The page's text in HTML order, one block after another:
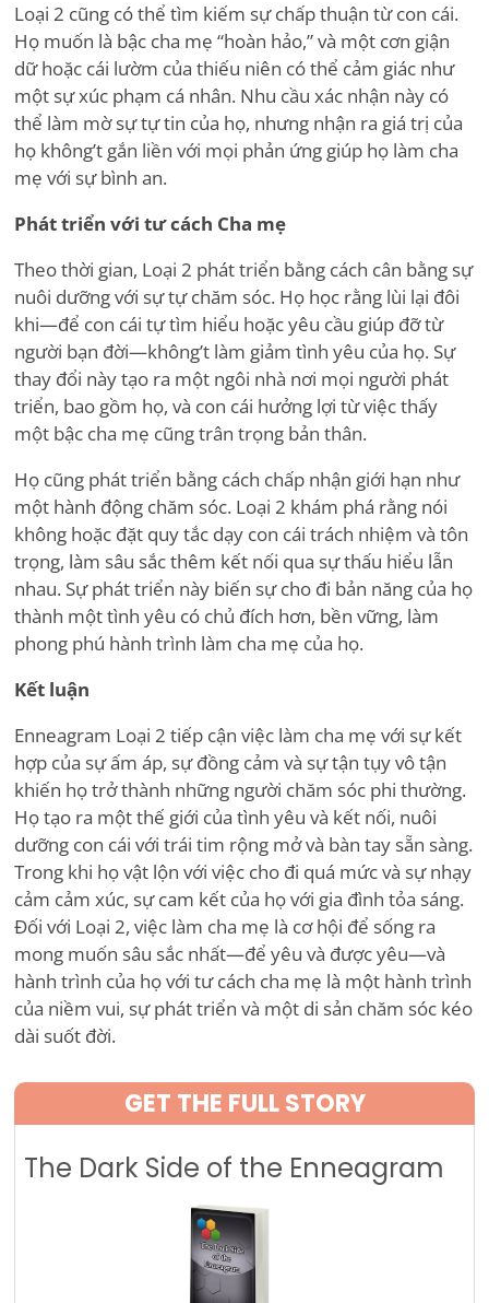
Loại 2 cũng có thể tìm kiếm sự chấp thuận từ con cái.
Họ muốn là bậc cha mẹ “hoàn hảo,” và một cơn giận
dữ hoặc cái lườm của thiếu niên có thể cảm giác như
một sự xúc phạm cá nhân. Nhu cầu xác nhận này có
thể làm mờ sự tự tin của họ, nhưng nhận ra giá trị của
họ không’t gắn liền với mọi phản ứng giúp họ làm cha
mẹ với sự bình an.
Phát triển với tư cách Cha mẹ
Theo thời gian, Loại 2 phát triển bằng cách cân bằng sự
nuôi dưỡng với sự tự chăm sóc. Họ học rằng lùi lại đôi
khi—để con cái tự tìm hiểu hoặc yêu cầu giúp đỡ từ
người bạn đời—không’t làm giảm tình yêu của họ. Sự
thay đổi này tạo ra một ngôi nhà nơi mọi người phát
triển, bao gồm họ, và con cái hưởng lợi từ việc thấy
một bậc cha mẹ cũng trân trọng bản thân.
Họ cũng phát triển bằng cách chấp nhận giới hạn như
một hành động chăm sóc. Loại 2 khám phá rằng nói
không hoặc đặt quy tắc dạy con cái trách nhiệm và tôn
trọng, làm sâu sắc thêm kết nối qua sự thấu hiểu lẫn
nhau. Sự phát triển này biến sự cho đi bản năng của họ
thành một tình yêu có chủ đích hơn, bền vững, làm
phong phú hành trình làm cha mẹ của họ.
Kết luận
Enneagram Loại 2 tiếp cận việc làm cha mẹ với sự kết
hợp của sự ấm áp, sự đồng cảm và sự tận tụy vô tận
khiến họ trở thành những người chăm sóc phi thường.
Họ tạo ra một thế giới của tình yêu và kết nối, nuôi
dưỡng con cái với trái tim rộng mở và bàn tay sẵn sàng.
Trong khi họ vật lộn với việc cho đi quá mức và sự nhạy
cảm cảm xúc, sự cam kết của họ với gia đình tỏa sáng.
Đối với Loại 2, việc làm cha mẹ là cơ hội để sống ra
mong muốn sâu sắc nhất—để yêu và được yêu—và
hành trình của họ với tư cách cha mẹ là một hành trình
của niềm vui, sự phát triển và một di sản chăm sóc kéo
dài suốt đời.
GET THE FULL STORY
The Dark Side of the Enneagram